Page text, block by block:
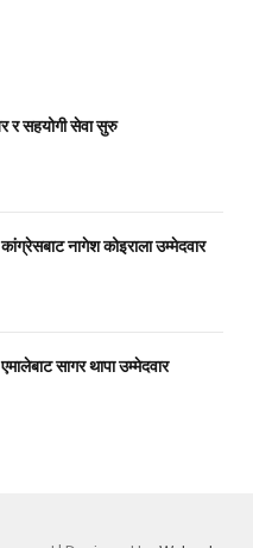
र सहयोगी सेवा सुरु
नागेश कोइराला उम्मेदवार
सागर थापा उम्मेदवार